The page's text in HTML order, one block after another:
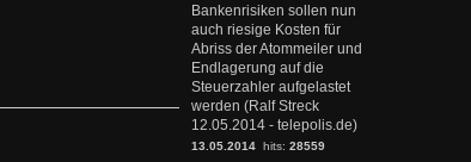
Bankenrisiken sollen nun
auch riesige Kosten für
Abriss der Atommeiler und
Endlagerung auf die
Steuerzahler aufgelastet
werden (Ralf Streck
12.05.2014 - telepolis.de)
13.05.2014 hits: 28559